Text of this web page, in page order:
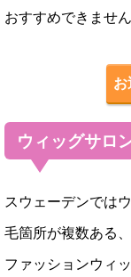
おすすめできません
お
ウィッグサロ
スウェーデンでは
毛箇所が複数ある
ファッションウィ